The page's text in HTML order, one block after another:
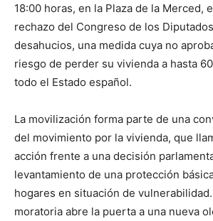
18:00 horas, en la Plaza de la Merced,
rechazo del Congreso de los
desahucios, una medida cuya no
riesgo de perder su vivienda a hasta
todo el Estado español.
La movilización forma parte de una
del movimiento por la vivienda, que
acción frente a una decisión
levantamiento de una protección
hogares en situación de
moratoria abre la puerta a una nueva